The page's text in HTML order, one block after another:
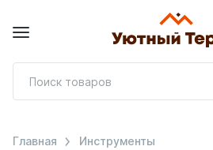
Главная
Инструменты